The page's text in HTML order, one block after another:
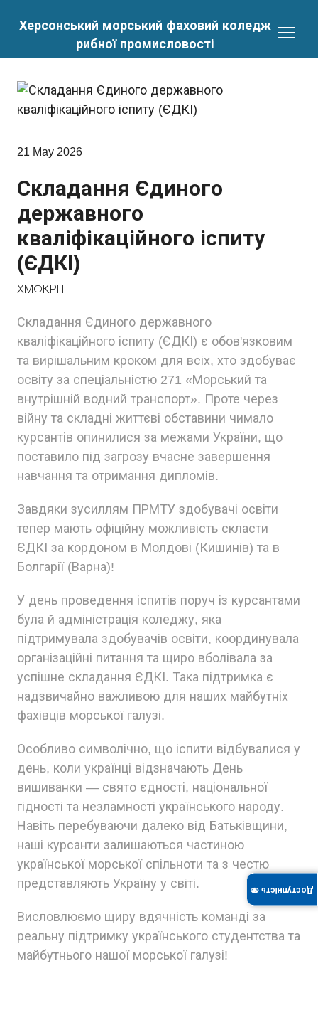
Херсонський морський фаховий коледж
рибної промисловості
21 May 2026
Складання Єдиного
державного
кваліфікаційного іспиту
(ЄДКІ)
ХМФКРП
Складання Єдиного державного
кваліфікаційного іспиту (ЄДКІ) є обов'язковим
та вирішальним кроком для всіх, хто здобуває
освіту за спеціальністю 271 «Морський та
внутрішній водний транспорт». Проте через
війну та складні життєві обставини чимало
курсантів опинилися за межами України, що
поставило під загрозу вчасне завершення
навчання та отримання дипломів.
Завдяки зусиллям ПРМТУ здобувачі освіти
тепер мають офіційну можливість скласти
ЄДКІ за кордоном в Молдові (Кишинів) та в
Болгарії (Варна)!
У день проведення іспитів поруч із курсантами
була й адміністрація коледжу, яка
підтримувала здобувачів освіти, координувала
організаційні питання та щиро вболівала за
успішне складання ЄДКІ. Така підтримка є
надзвичайно важливою для наших майбутніх
фахівців морської галузі.
Особливо символічно, що іспити відбувалися у
день, коли українці відзначають День
вишиванки — свято єдності, національної
гідності та незламності українського народу.
Навіть перебуваючи далеко від Батьківщини,
наші курсанти залишаються частиною
української морської спільноти та з честю
представляють Україну у світі.
Висловлюємо щиру вдячність команді за
реальну підтримку українського студентства та
майбутнього нашої морської галузі!
Доступність 👁